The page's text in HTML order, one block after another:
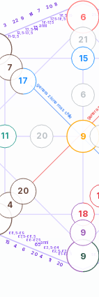
generazione maschile
11-12,5
12,5-13,5
13,5-14
16-17,5
17,5-18,5
18,5-19
21-
61-62,5
62,5-63,5
63,5-64
66-67,5
67,5-68,5
68,5-69
3
22 9
14 7
20 8
20
11
4
20
6
4
15
6
9
9
18
21
9
11
15
20
6
7
17
4
20
15 anni
65anni